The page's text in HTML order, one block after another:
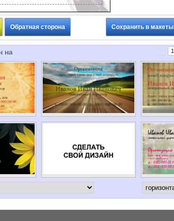
Обратная сторона Сохранить в макеты
1
на